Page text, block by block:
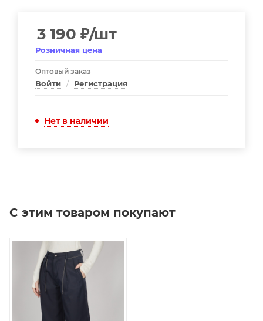
3 190 ₽/шт
Розничная цена
Оптовый заказ
Войти / Регистрация
Нет в наличии
С этим товаром покупают